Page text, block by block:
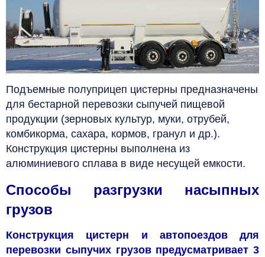
Подъемные полуприцеп цистерны предназначены
для бестарной перевозки сыпучей пищевой
продукции (зерновых культур, муки, отрубей,
комбикорма, сахара, кормов, гранул и др.).
Конструкция цистерны выполнена из
алюминиевого сплава в виде несущей емкости.
Способы разгрузки насыпных
грузов
Конструкция цистерн и автопоездов для
перевозки сыпучих грузов предусматривает 3